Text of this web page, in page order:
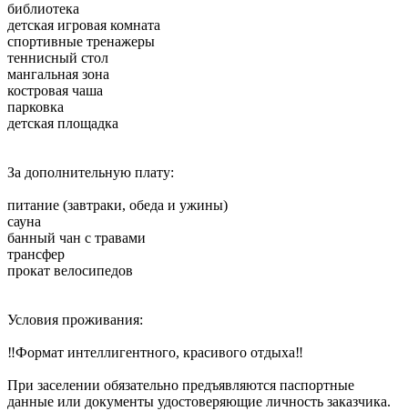
библиотека
детская игровая комната
спортивные тренажеры
теннисный стол
мангальная зона
костровая чаша
парковка
детская площадка
За дополнительную плату:
питание (завтраки, обеда и ужины)
сауна
банный чан с травами
трансфер
прокат велосипедов
Условия проживания:
‼️Формат интеллигентного, красивого отдыха‼️
При заселении обязательно предъявляются паспортные
данные или документы удостоверяющие личность заказчика.